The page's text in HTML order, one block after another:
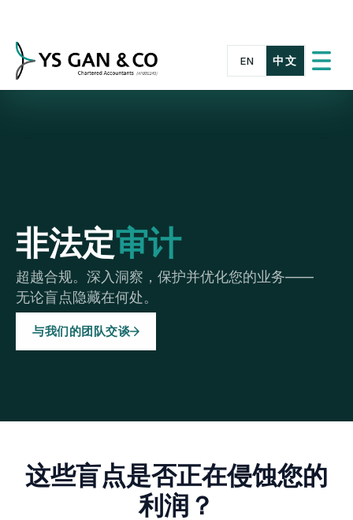
content
EN 中文
切
非法定审计
超越合规。深入洞察，保护并优化您的业务——
无论盲点隐藏在何处。
与我们的团队交谈
这些盲点是否正在侵蚀您的
利润？